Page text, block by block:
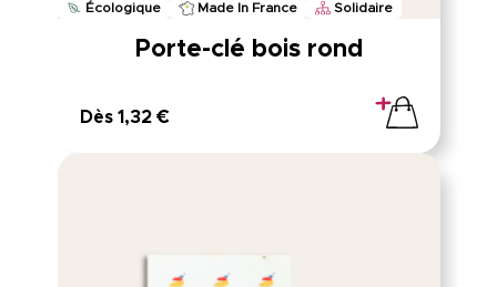
Écologique Made In France Solidaire
Porte-clé bois rond
Dès 1,32 €